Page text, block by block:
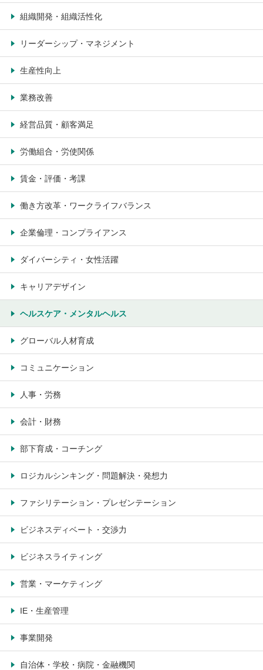
組織開発・組織活性化
リーダーシップ・マネジメント
生産性向上
業務改善
経営品質・顧客満足
労働組合・労使関係
賃金・評価・考課
働き方改革・ワークライフバランス
企業倫理・コンプライアンス
ダイバーシティ・女性活躍
キャリアデザイン
ヘルスケア・メンタルヘルス
グローバル人材育成
コミュニケーション
人事・労務
会計・財務
部下育成・コーチング
ロジカルシンキング・問題解決・発想力
ファシリテーション・プレゼンテーション
ビジネスディベート・交渉力
ビジネスライティング
営業・マーケティング
IE・生産管理
事業開発
自治体・学校・病院・金融機関